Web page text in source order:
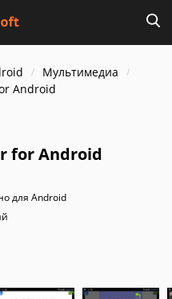
Мультимедиа
Android
for Android
для Android